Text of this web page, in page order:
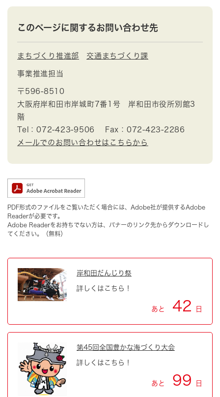
このページに関するお問い合わせ先
まちづくり推進部 交通まちづくり課
事業推進担当
〒596-8510
大阪府岸和田市岸城町7番1号 岸和田市役所別館3
階
Tel：072-423-9506
Fax：072-423-2286
メールでのお問い合わせはこちらから
PDF形式のファイルをご覧いただく場合には、Adobe社が提供するAdobe
Readerが必要です。
Adobe Readerをお持ちでない方は、バナーのリンク先からダウンロードし
てください。（無料）
岸和田だんじり祭
詳しくはこちら！
あと 42 日
第45回全国豊かな海づくり大会
詳しくはこちら！
あと 99 日